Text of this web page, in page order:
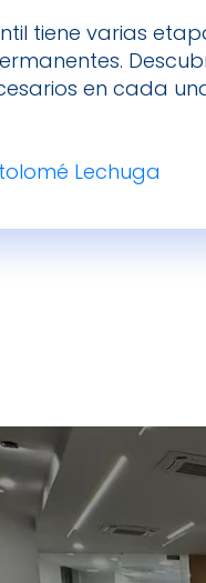
tiene varias
en cada
Lechuga